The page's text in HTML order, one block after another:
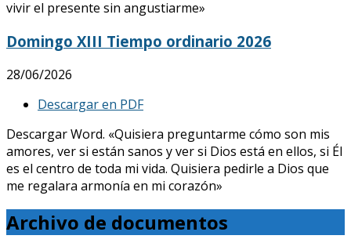
vivir el presente sin angustiarme»
Domingo XIII Tiempo ordinario 2026
28/06/2026
Descargar en PDF
Descargar Word. «Quisiera preguntarme cómo son mis
amores, ver si están sanos y ver si Dios está en ellos, si Él
es el centro de toda mi vida. Quisiera pedirle a Dios que
me regalara armonía en mi corazón»
Archivo de documentos